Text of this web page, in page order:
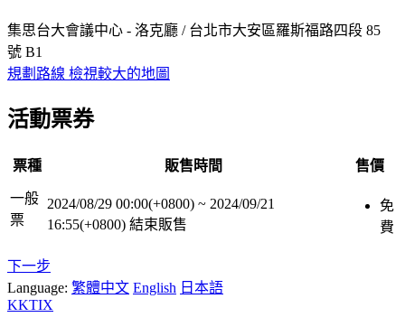
集思台大會議中心 - 洛克廳 / 台北市大安區羅斯福路四段 85
號 B1
規劃路線 檢視較大的地圖
活動票券
票種 販售時間 售價
一般
票
2024/08/29 00:00(+0800) ~ 2024/09/21
16:55(+0800) 結束販售
免
費
下一步
Language: 繁體中文 English 日本語
KKTIX